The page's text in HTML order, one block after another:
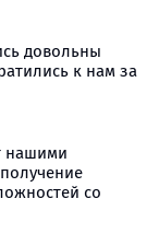
довольны
к нам за
нашими
со